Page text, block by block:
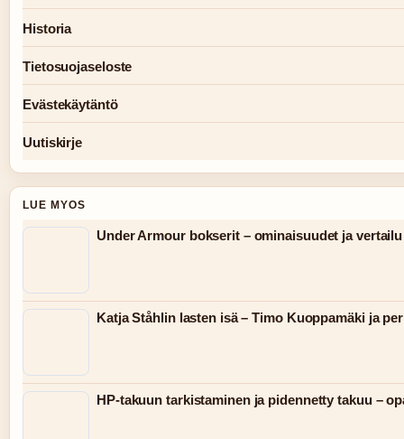
Historia
Tietosuojaseloste
Evästekäytäntö
Uutiskirje
LUE MYOS
Under Armour bokserit – ominaisuudet ja vertailu
Katja Ståhlin lasten isä – Timo Kuoppamäki ja
HP-takuun tarkistaminen ja pidennetty takuu –